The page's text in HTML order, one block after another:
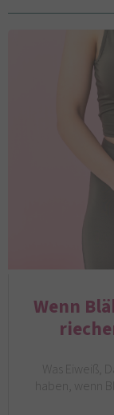
Wenn
Was
haben, wenn